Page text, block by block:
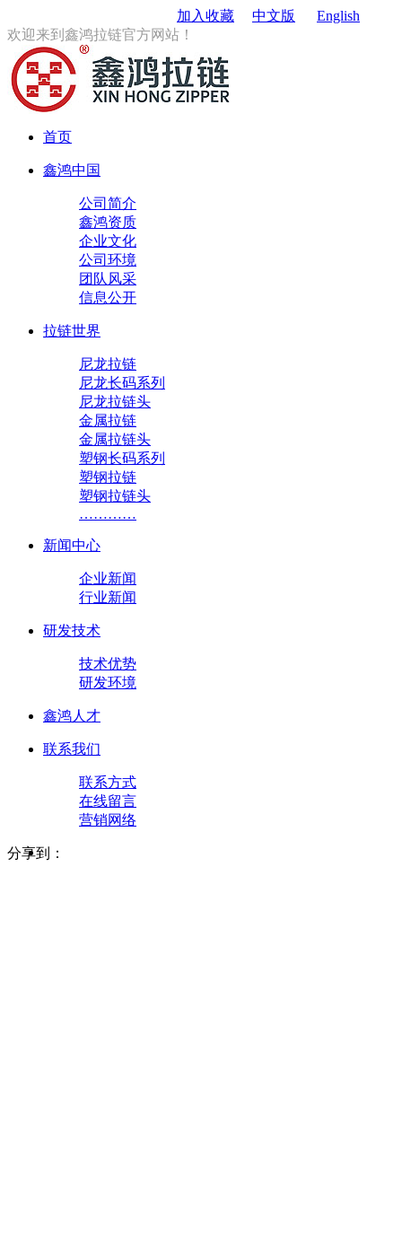
加入收藏 中文版
English
欢迎来到鑫鸿拉链官方网站！
首页
鑫鸿中国
公司简介
鑫鸿资质
企业文化
公司环境
团队风采
信息公开
拉链世界
尼龙拉链
尼龙长码系列
尼龙拉链头
金属拉链
金属拉链头
塑钢长码系列
塑钢拉链
塑钢拉链头
…………
新闻中心
企业新闻
行业新闻
研发技术
技术优势
研发环境
鑫鸿人才
联系我们
联系方式
在线留言
营销网络
分享到：